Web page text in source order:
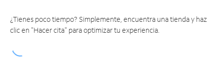
¿Tienes poco tiempo? Simplemente, encuentra una tienda y haz
clic en "Hacer cita" para optimizar tu experiencia.